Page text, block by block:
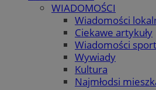
WIADOMOŚCI
Wiadomości
Ciekawe artykuły
Wiadomości
Wywiady
Kultura
Najmłodsi